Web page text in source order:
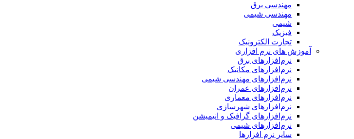
مهندسی برق
مهندسی شیمی
شیمی
فیزیک
تجارت الکترونیک
آموزش های نرم افزاری
نرم‌افزارهای برق
نرم‌افزارهای مکانیک
نرم‌افزارهای مهندسی شیمی
نرم‌افزارهای عمران
نرم‌افزارهای معماری
نرم‌افزارهای شهرسازی
نرم‌افزارهای گرافیک و انیمیشن
نرم‌افزارهای شیمی
سایر نرم افزارها